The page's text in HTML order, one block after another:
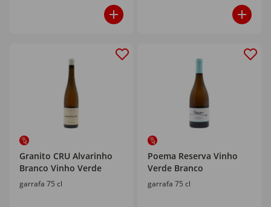
Granito CRU Alvarinho
Branco Vinho Verde
garrafa 75 cl
Poema Reserva Vinho
Verde Branco
garrafa 75 cl